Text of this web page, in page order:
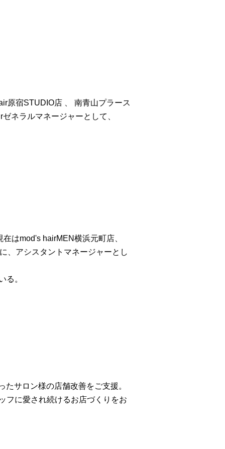
原宿STUDIO店 、 南青山プラース
ネラルマネージャーとして、
はmod's hairMEN横浜元町店、
、アシスタントマネージャーとし
る。
サロン様の店舗改善をご支援。
フに愛され続けるお店づくりをお